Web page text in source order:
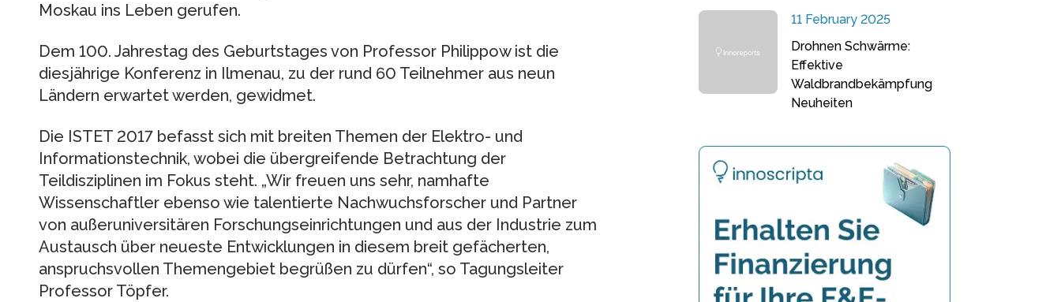
Moskau ins Leben gerufen.
Dem 100. Jahrestag des Geburtstages von Professor Philippow ist die
diesjährige Konferenz in Ilmenau, zu der rund 60 Teilnehmer aus neun
Ländern erwartet werden, gewidmet.
Die ISTET 2017 befasst sich mit breiten Themen der Elektro- und
Informationstechnik, wobei die übergreifende Betrachtung der
Teildisziplinen im Fokus steht. „Wir freuen uns sehr, namhafte
Wissenschaftler ebenso wie talentierte Nachwuchsforscher und Partner
von außeruniversitären Forschungseinrichtungen und aus der Industrie zum
Austausch über neueste Entwicklungen in diesem breit gefächerten,
anspruchsvollen Themengebiet begrüßen zu dürfen“, so Tagungsleiter
Professor Töpfer.
11 February 2025
Drohnen Schwärme:
Effektive
Waldbrandbekämpfung
Neuheiten